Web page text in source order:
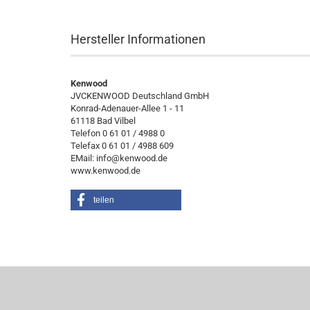
Hersteller Informationen
Kenwood
JVCKENWOOD Deutschland GmbH
Konrad-Adenauer-Allee 1 - 11
61118 Bad Vilbel
Telefon 0 61 01 / 4988 0
Telefax 0 61 01 / 4988 609
EMail: info@kenwood.de
www.kenwood.de
teilen